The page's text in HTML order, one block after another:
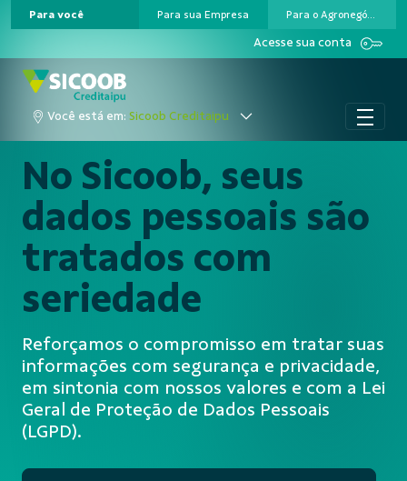
Pular para o Conteúdo principal
Para você Para sua Empresa Para o Agronegócio
Acesse sua conta
Você está em: Sicoob Creditaipu
No Sicoob, seus
dados pessoais são
tratados com
seriedade
Reforçamos o compromisso em tratar suas
informações com segurança e privacidade,
em sintonia com nossos valores e com a Lei
Geral de Proteção de Dados Pessoais
(LGPD).